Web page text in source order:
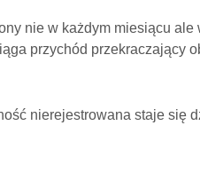
nie w każdym miesiącu
przychód przekraczający
nierejestrowana staje się